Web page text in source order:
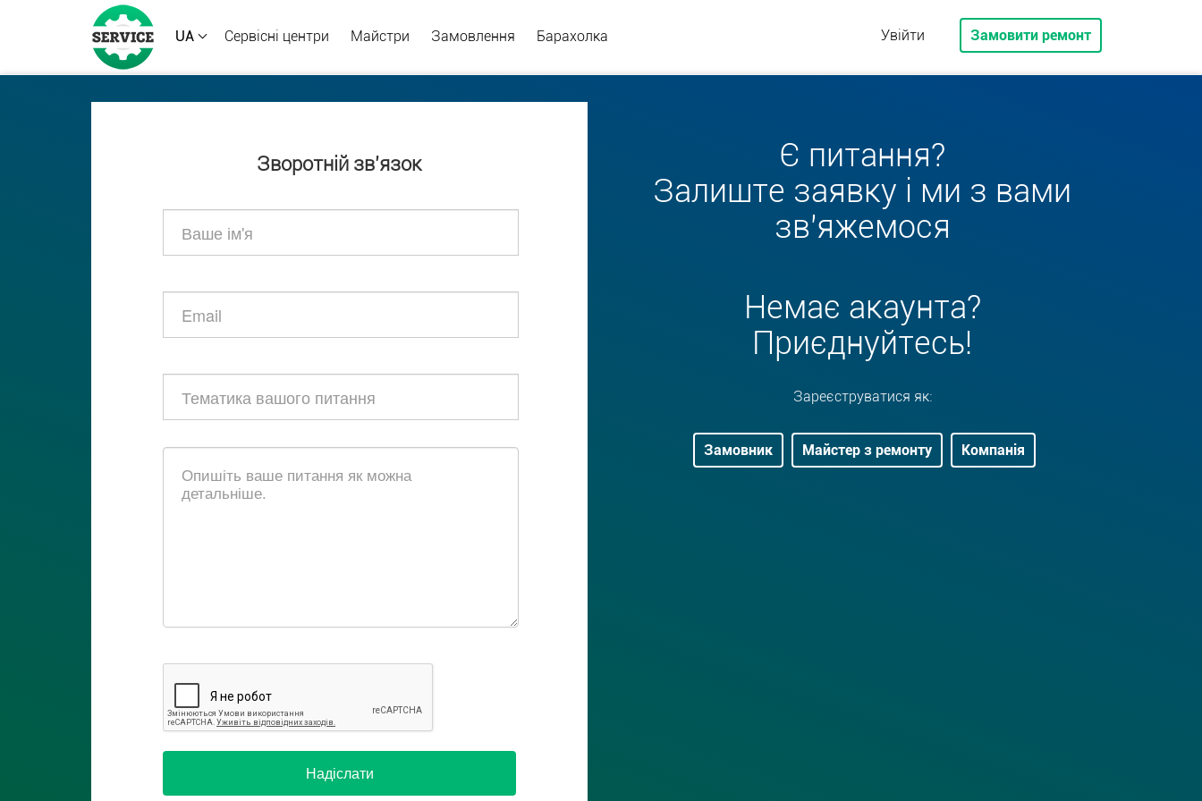
UA Сервісні центри Майстри Замовлення Барахолка Увійти Замовити ремонт
Зворотній зв’язок
Надіслати
Є питання?
Залиште заявку і ми з вами
зв'яжемося
Немає акаунта?
Приєднуйтесь!
Зареєструватися як:
Замовник Майстер з ремонту Компанія